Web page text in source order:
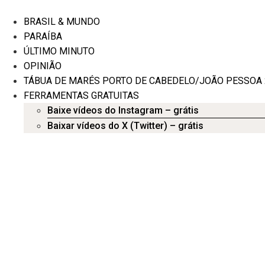
para
conteúdo
BRASIL & MUNDO
PARAÍBA
ÚLTIMO MINUTO
OPINIÃO
TÁBUA DE MARÉS PORTO DE CABEDELO/JOÃO
FERRAMENTAS GRATUITAS
Baixe vídeos do Instagram – grátis
Baixar vídeos do X (Twitter) – grátis